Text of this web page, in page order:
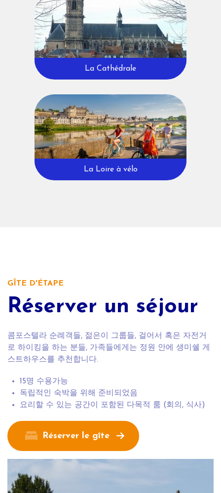
La Cathédrale
La Loire à vélo
GÎTE D'ÉTAPE
Réserver un séjour
콤포스텔라 순례객들, 젊은이 그룹들, 걸어서 혹은 자전거
로 하이킹을 하는 분들, 가족들에게는 정원 안에 생미쉘 게
스트하우스를 추천합니다.
15명 수용가능
독립적인 숙박을 위해 준비되었음
요리할 수 있는 공간이 포함된 다목적 룸 (회의, 식사)
Réserver le gîte